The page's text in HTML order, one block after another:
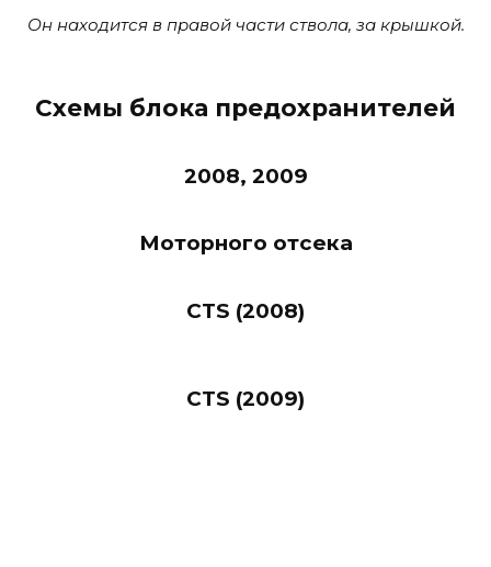
Он находится в правой части ствола, за крышкой.
Схемы блока предохранителей
2008, 2009
Моторного отсека
CTS (2008)
CTS (2009)